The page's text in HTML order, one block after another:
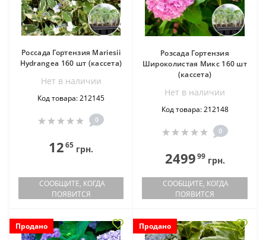
Россада Гортензия Mariesii
Hydrangea 160 шт (кассета)
Нет в наличии
Код товара: 212145
0
1265 грн.
СООБЩИТЕ, КОГДА
ПОЯВИТСЯ
Розсада Гортензия
Широколистая Микс 160 шт
(кассета)
Нет в наличии
Код товара: 212148
0
249999грн.
СООБЩИТЕ, КОГДА
ПОЯВИТСЯ
Продано Продано